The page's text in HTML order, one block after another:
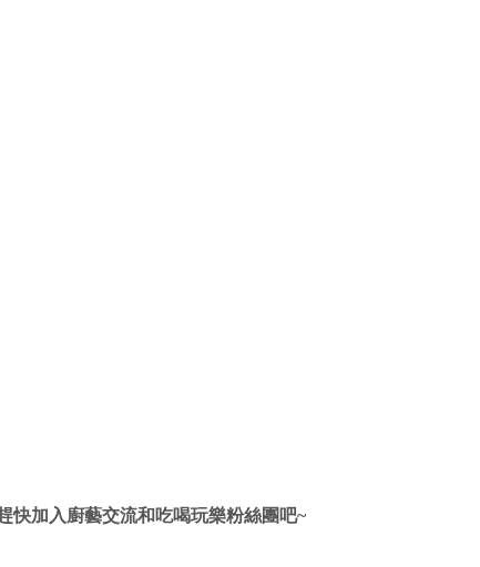
快加入廚藝交流和吃喝玩樂粉絲團吧~